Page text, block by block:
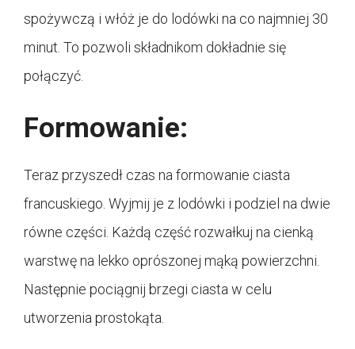
spożywczą i włóż je do lodówki na co najmniej 30
minut. To pozwoli składnikom dokładnie się
połączyć.
Formowanie:
Teraz przyszedł czas na formowanie ciasta
francuskiego. Wyjmij je z lodówki i podziel na dwie
równe części. Każdą część rozwałkuj na cienką
warstwę na lekko oprószonej mąką powierzchni.
Następnie pociągnij brzegi ciasta w celu
utworzenia prostokąta.